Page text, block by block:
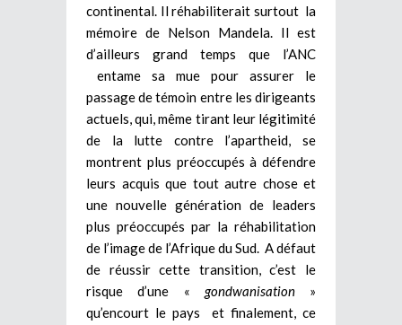
continental. Il réhabiliterait surtout la
mémoire de Nelson Mandela. Il est
d’ailleurs grand temps que l’ANC
entame sa mue pour assurer le
passage de témoin entre les dirigeants
actuels, qui, même tirant leur légitimité
de la lutte contre l’apartheid, se
montrent plus préoccupés à défendre
leurs acquis que tout autre chose et
une nouvelle génération de leaders
plus préoccupés par la réhabilitation
de l’image de l’Afrique du Sud. A défaut
de réussir cette transition, c’est le
risque d’une « gondwanisation»
qu’encourt le pays et finalement, ce